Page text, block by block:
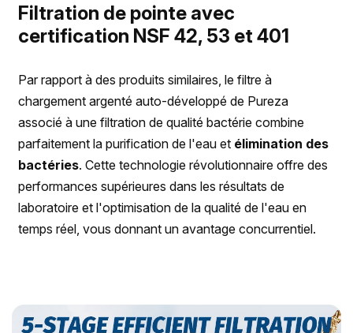
Filtration de pointe avec
certification NSF 42, 53 et 401
Par rapport à des produits similaires, le filtre à
chargement argenté auto-développé de Pureza
associé à une filtration de qualité bactérie combine
parfaitement la purification de l'eau et élimination des
bactéries. Cette technologie révolutionnaire offre des
performances supérieures dans les résultats de
laboratoire et l'optimisation de la qualité de l'eau en
temps réel, vous donnant un avantage concurrentiel.